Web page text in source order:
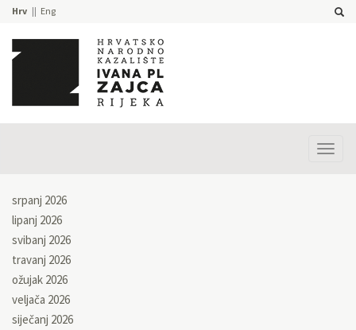
Hrv Eng
srpanj 2026
lipanj 2026
svibanj 2026
travanj 2026
ožujak 2026
veljača 2026
siječanj 2026